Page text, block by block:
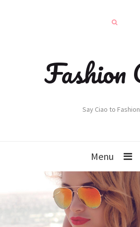
Fashion
Say Ciao to Fashion
Menu